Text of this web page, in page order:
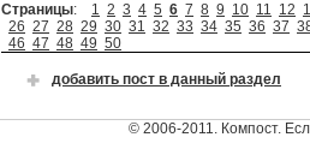
Страницы: 1 2 3 4 5 6 7 8 9 10 11 12
26 27 28 29 30 31 32 33 34 35 36 37
46 47 48 49 50
добавить пост в данный раздел
© 2006-2011. Компост.